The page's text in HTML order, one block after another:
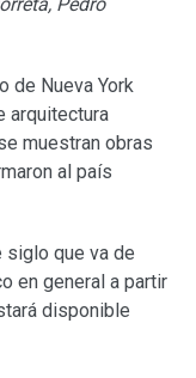
de Nueva York
arquitectura
muestran obras
al país
siglo que va de
en general a partir
disponible